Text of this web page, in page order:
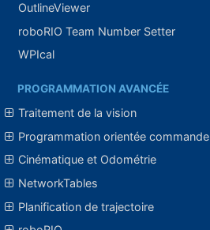
OutlineViewer
roboRIO Team Number Setter
WPIcal
PROGRAMMATION AVANCÉE
Traitement de la vision
Programmation orientée commande
Cinématique et Odométrie
NetworkTables
Planification de trajectoire